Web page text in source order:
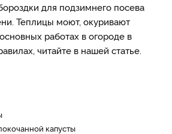
для подзимнего посева
Теплицы моют, окуривают
работах в огороде в
читайте в нашей статье.
капусты